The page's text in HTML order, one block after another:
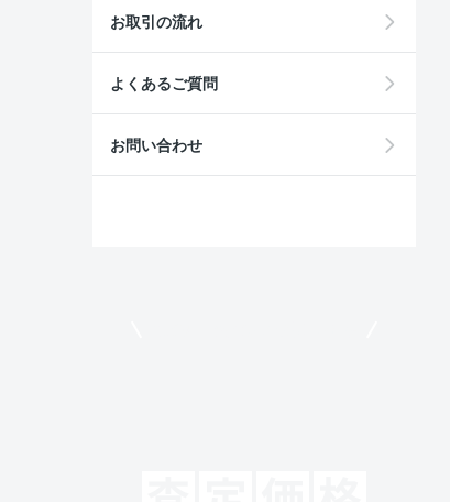
お取引の流れ
よくあるご質問
お問い合わせ